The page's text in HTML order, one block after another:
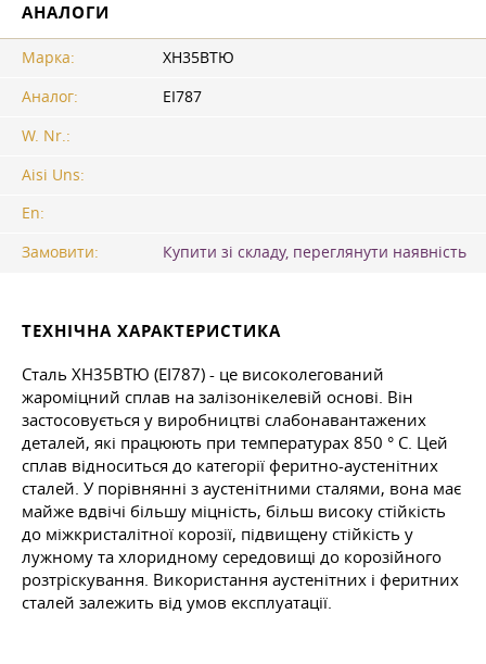
АНАЛОГИ
Марка:
ХН35ВТЮ
Аналог:
ЕІ787
W. Nr.:
Aisi Uns:
En:
Замовити:
Купити зі складу, переглянути наявність
ТЕХНІЧНА ХАРАКТЕРИСТИКА
Сталь ХН35ВТЮ (ЕІ787) - це високолегований
жароміцний сплав на залізонікелевій основі. Він
застосовується у виробництві слабонавантажених
деталей, які працюють при температурах 850 ° C. Цей
сплав відноситься до категорії феритно-аустенітних
сталей. У порівнянні з аустенітними сталями, вона має
майже вдвічі більшу міцність, більш високу стійкість
до міжкристалітної корозії, підвищену стійкість у
лужному та хлоридному середовищі до корозійного
розтріскування. Використання аустенітних і феритних
сталей залежить від умов експлуатації.